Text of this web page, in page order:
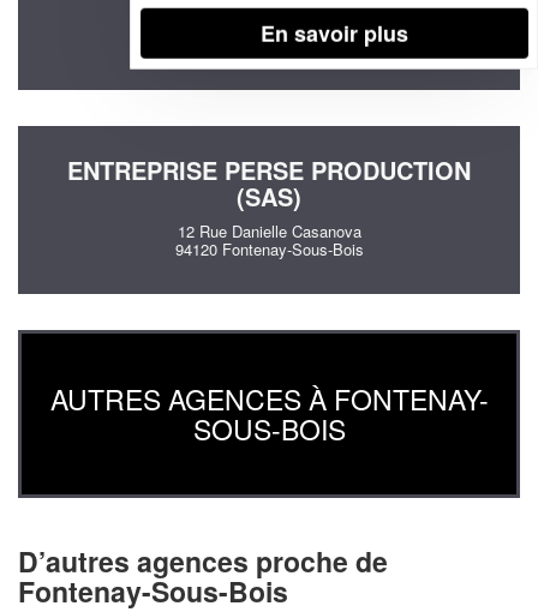
73 Rue Emile Roux
94120 Fontenay-Sous-Bois
ENTREPRISE PERSE PRODUCTION
(SAS)
12 Rue Danielle Casanova
94120 Fontenay-Sous-Bois
AUTRES AGENCES À FONTENAY-
SOUS-BOIS
D’autres agences proche de
Fontenay-Sous-Bois
En savoir plus